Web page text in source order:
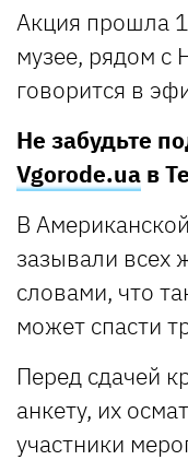
Акция прошла
музее, рядом с
говорится в
Не забудьте
Vgorode.ua в
В
зазывали всех
словами, что
может спасти
Перед сдачей
анкету, их
участники